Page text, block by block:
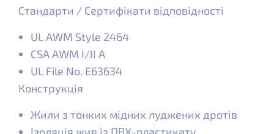
Стандарти / Сертифікати відповідності
UL AWM Style 2464
CSA AWM I/II A
UL File No. E63634
Конструкція
Жили з тонких мідних луджених дротів
Ізоляція жив із ПВХ-пластикату